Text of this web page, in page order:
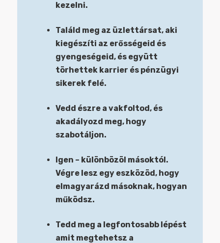
kezelni.
Találd meg az üzlettársat, aki
kiegészíti az erősségeid és
gyengeségeid, és együtt
törhettek karrier és pénzügyi
sikerek felé.
Vedd észre a vakfoltod, és
akadályozd meg, hogy
szabotáljon.
Igen – különbözöl másoktól.
Végre lesz egy eszközöd, hogy
elmagyarázd másoknak, hogyan
működsz.
Tedd meg a legfontosabb lépést
amit megtehetsz a